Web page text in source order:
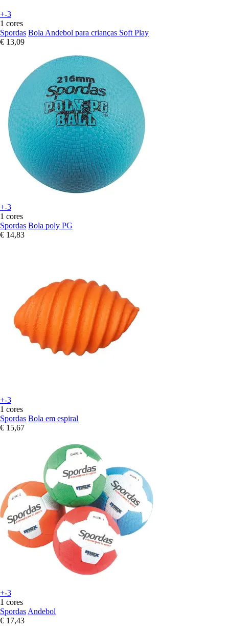
+-3
1 cores
Spordas Bola Andebol para crianças Soft Play
€ 13,09
+-3
1 cores
Spordas Bola poly PG
€ 14,83
+-3
1 cores
Spordas Bola em espiral
€ 15,67
+-3
1 cores
Spordas Andebol
€ 17,43